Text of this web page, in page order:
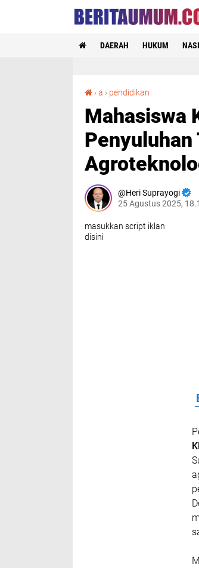
DAERAH HUKUM
›a › pendidikan
Mahasiswa
Penyuluhan
Heri Suprayogi
25 Agustus 2025,
masukkan script iklan
disini